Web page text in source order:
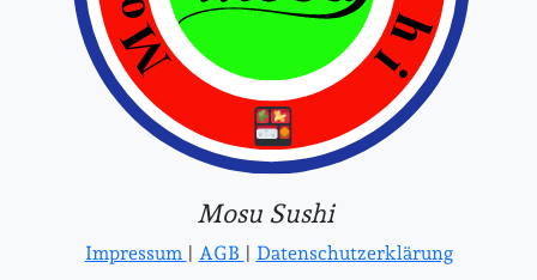
Mosu Sushi
Impressum | AGB | Datenschutzerklärung